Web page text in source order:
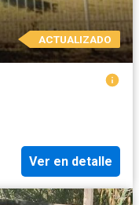
ACTUALIZADO
Ver en detalle